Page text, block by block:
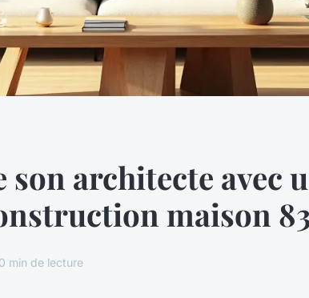
architecte avec
maison
min de lecture